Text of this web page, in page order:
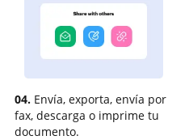
04. Envía, exporta, envía por
fax, descarga o imprime tu
documento.